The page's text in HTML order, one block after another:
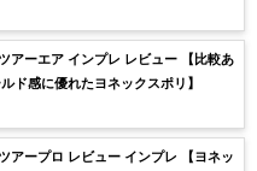
アーエア インプレ レビュー 【比較あ
ド感に優れたヨネックスポリ】
アープロ レビュー インプレ 【ヨネッ